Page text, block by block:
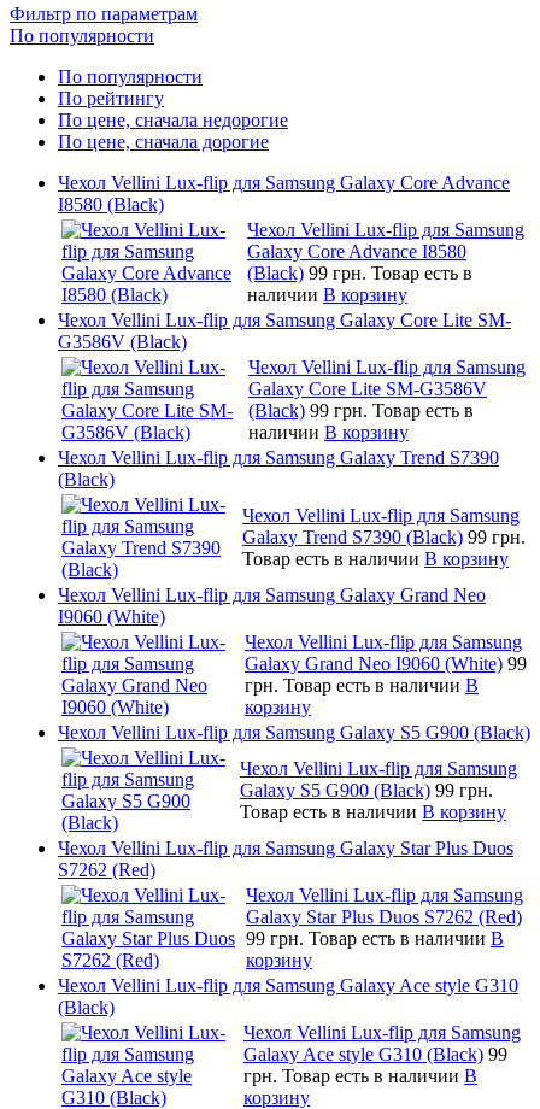
Фильтр по параметрам
По популярности
По популярности
По рейтингу
По цене, сначала недорогие
По цене, сначала дорогие
Чехол Vellini Lux-flip для Samsung Galaxy Core Advance
I8580 (Black)
Чехол Vellini Lux-flip для Samsung
Galaxy Core Advance I8580
(Black) 99 грн. Товар есть в
наличии В корзину
Чехол Vellini Lux-flip для Samsung Galaxy Core Lite SM-
G3586V (Black)
Чехол Vellini Lux-flip для Samsung
Galaxy Core Lite SM-G3586V
(Black) 99 грн. Товар есть в
наличии В корзину
Чехол Vellini Lux-flip для Samsung Galaxy Trend S7390
(Black)
Чехол Vellini Lux-flip для Samsung
Galaxy Trend S7390 (Black) 99 грн.
Товар есть в наличии В корзину
Чехол Vellini Lux-flip для Samsung Galaxy Grand Neo
I9060 (White)
Чехол Vellini Lux-flip для Samsung
Galaxy Grand Neo I9060 (White) 99
грн. Товар есть в наличии В
корзину
Чехол Vellini Lux-flip для Samsung Galaxy S5 G900 (Black)
Чехол Vellini Lux-flip для Samsung
Galaxy S5 G900 (Black) 99 грн.
Товар есть в наличии В корзину
Чехол Vellini Lux-flip для Samsung Galaxy Star Plus Duos
S7262 (Red)
Чехол Vellini Lux-flip для Samsung
Galaxy Star Plus Duos S7262 (Red)
99 грн. Товар есть в наличии В
корзину
Чехол Vellini Lux-flip для Samsung Galaxy Ace style G310
(Black)
Чехол Vellini Lux-flip для Samsung
Galaxy Ace style G310 (Black) 99
грн. Товар есть в наличии В
корзину